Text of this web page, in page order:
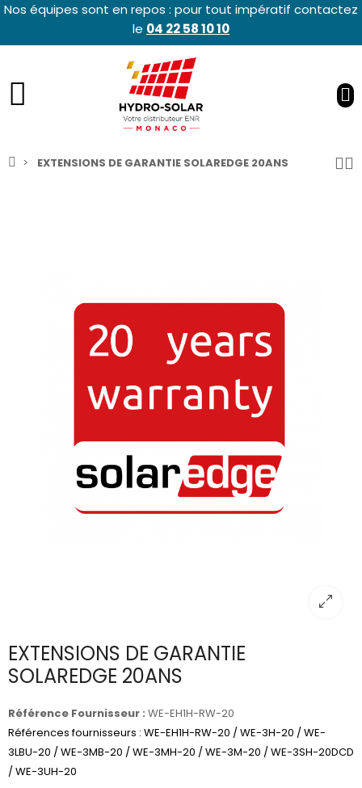
Nos équipes sont en repos : pour tout impératif contactez
le 04 22 58 10 10
EXTENSIONS DE GARANTIE SOLAREDGE 20ANS
EXTENSIONS DE GARANTIE
SOLAREDGE 20ANS
Référence Fournisseur : WE-EH1H-RW-20
Références fournisseurs : WE-EH1H-RW-20 / WE-3H-20 / WE-
3LBU-20 / WE-3MB-20 / WE-3MH-20 / WE-3M-20 / WE-3SH-20DCD
/ WE-3UH-20